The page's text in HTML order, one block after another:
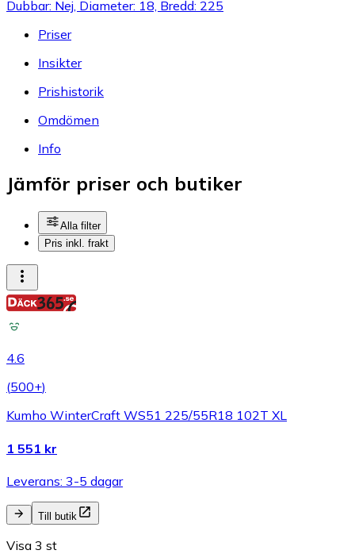
Dubbar: Nej, Diameter: 18, Bredd: 225
Priser
Insikter
Prishistorik
Omdömen
Info
Jämför priser och butiker
Alla filter
Pris inkl. frakt
4.6
(500+)
Kumho WinterCraft WS51 225/55R18 102T XL
1 551 kr
Leverans: 3-5 dagar
Till butik
Visa 3 st